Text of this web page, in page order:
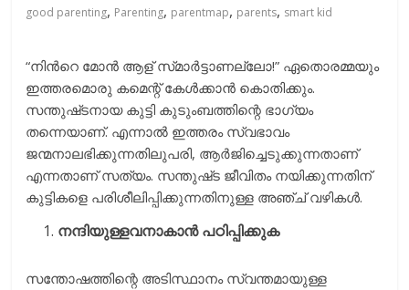
good parenting, Parenting, parentmap, parents, smart kid
“നിന്‍റെ മോന്‍ ആള്‌ സ്‌മാര്‍ട്ടാണല്ലോ!” ഏതൊരമ്മയും
ഇത്തരമൊരു കമെന്റ് കേള്‍ക്കാന്‍ കൊതിക്കും.
സന്തുഷ്‌ടനായ കുട്ടി കുടുംബത്തിന്റെ ഭാഗ്യം
തന്നെയാണ്‌. എന്നാല്‍ ഇത്തരം സ്വഭാവം
ജന്മനാലഭിക്കുന്നതിലുപരി, ആര്‍ജിച്ചെടുക്കുന്നതാണ്‌
എന്നതാണ്‌ സത്യം. സന്തുഷ്‌ട ജീവിതം നയിക്കുന്നതിന്‌
കുട്ടികളെ പരിശീലിപ്പിക്കുന്നതിനുള്ള അഞ്ച്‌ വഴികള്‍.
നന്ദിയുള്ളവനാകാന്‍ പഠിപ്പിക്കുക
സന്തോഷത്തിന്റെ അടിസ്ഥാനം സ്വന്തമായുള്ള